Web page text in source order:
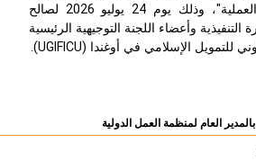
وتطبيقاتها العملية"، وذلك يوم 24 يوليو 2026 لصالح
التنفيذية وأعضاء اللجنة التوجيهية الرئيسية
للتمويل الإسلامي في أوغندا (UGIFICU
).
العام لمنظمة العمل الدولية